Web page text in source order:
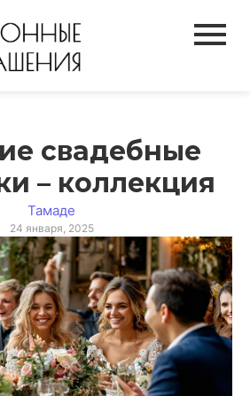
свадебные
– коллекция
Тамаде
24 января, 2025